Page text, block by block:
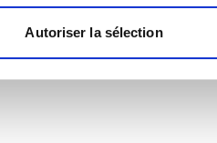
Autoriser la sélection
taille et